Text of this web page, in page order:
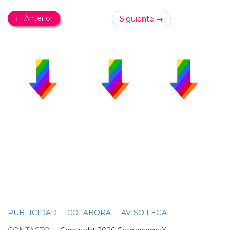
← Anterior Siguiente →
PUBLICIDAD COLABORA
AVISO LEGAL